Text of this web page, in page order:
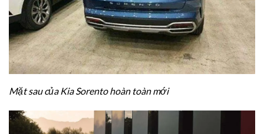
Mặt sau của Kia Sorento hoàn toàn mới